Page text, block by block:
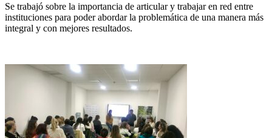
Se trabajó sobre la importancia de articular y trabajar en red entre
instituciones para poder abordar la problemática de una manera más
integral y con mejores resultados.